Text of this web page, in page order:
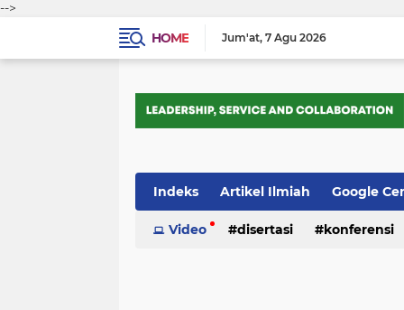
-->
HOME
Jum'at 7 Agu 2026
Indeks Artikel Ilmiah Google
Tips Trik Webometrics
Video disertasi konferensi